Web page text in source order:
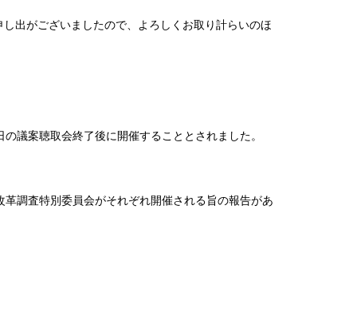
出がございましたので、よろしくお取り計らいのほ
議案聴取会終了後に開催することとされました。
調査特別委員会がそれぞれ開催される旨の報告があ